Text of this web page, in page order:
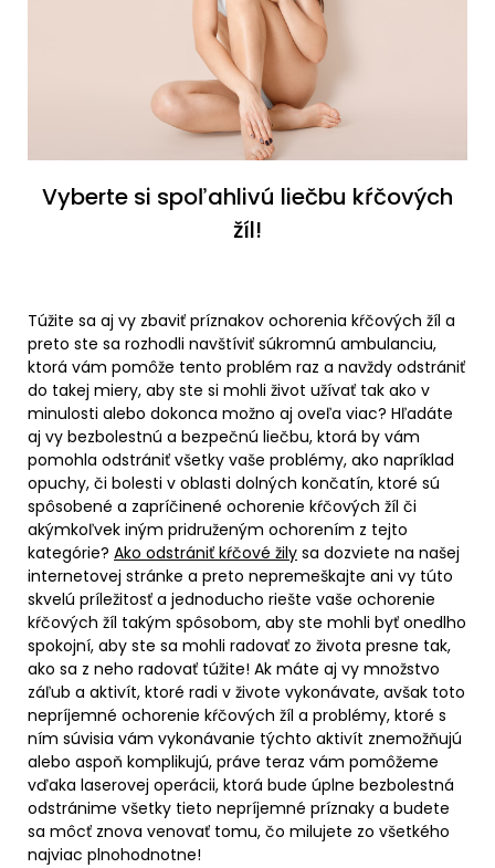
Vyberte si spoľahlivú liečbu kŕčových
žíl!
Túžite sa aj vy zbaviť príznakov ochorenia kŕčových žíl a
preto ste sa rozhodli navštíviť súkromnú ambulanciu,
ktorá vám pomôže tento problém raz a navždy odstrániť
do takej miery, aby ste si mohli život užívať tak ako v
minulosti alebo dokonca možno aj oveľa viac? Hľadáte
aj vy bezbolestnú a bezpečnú liečbu, ktorá by vám
pomohla odstrániť všetky vaše problémy, ako napríklad
opuchy, či bolesti v oblasti dolných končatín, ktoré sú
spôsobené a zapríčinené ochorenie kŕčových žíl či
akýmkoľvek iným pridruženým ochorením z tejto
kategórie? Ako odstrániť kŕčové žily sa dozviete na našej
internetovej stránke a preto nepremeškajte ani vy túto
skvelú príležitosť a jednoducho riešte vaše ochorenie
kŕčových žíl takým spôsobom, aby ste mohli byť onedlho
spokojní, aby ste sa mohli radovať zo života presne tak,
ako sa z neho radovať túžite! Ak máte aj vy množstvo
záľub a aktivít, ktoré radi v živote vykonávate, avšak toto
nepríjemné ochorenie kŕčových žíl a problémy, ktoré s
ním súvisia vám vykonávanie týchto aktivít znemožňujú
alebo aspoň komplikujú, práve teraz vám pomôžeme
vďaka laserovej operácii, ktorá bude úplne bezbolestná
odstránime všetky tieto nepríjemné príznaky a budete
sa môcť znova venovať tomu, čo milujete zo všetkého
najviac plnohodnotne!